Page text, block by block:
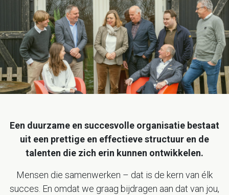
Een duurzame en succesvolle organisatie bestaat
uit een prettige en effectieve structuur en de
talenten die zich erin kunnen ontwikkelen.
Mensen die samenwerken – dat is de kern van élk
succes. En omdat we graag bijdragen aan dat van jou,